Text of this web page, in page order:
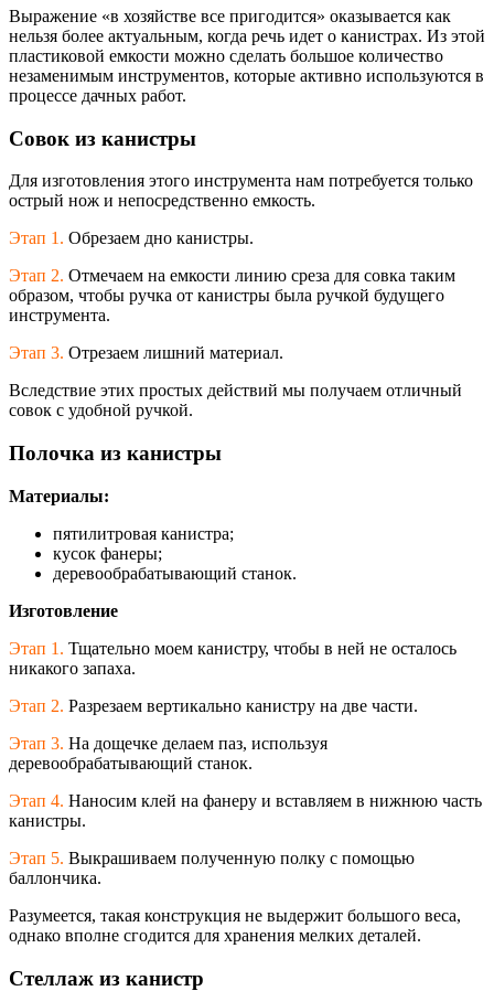
Выражение «в хозяйстве все пригодится» оказывается как
нельзя более актуальным, когда речь идет о канистрах. Из этой
пластиковой емкости можно сделать большое количество
незаменимым инструментов, которые активно используются в
процессе дачных работ.
Совок из канистры
Для изготовления этого инструмента нам потребуется только
острый нож и непосредственно емкость.
Этап 1. Обрезаем дно канистры.
Этап 2. Отмечаем на емкости линию среза для совка таким
образом, чтобы ручка от канистры была ручкой будущего
инструмента.
Этап 3. Отрезаем лишний материал.
Вследствие этих простых действий мы получаем отличный
совок с удобной ручкой.
Полочка из канистры
Материалы:
пятилитровая канистра;
кусок фанеры;
деревообрабатывающий станок.
Изготовление
Этап 1. Тщательно моем канистру, чтобы в ней не осталось
никакого запаха.
Этап 2. Разрезаем вертикально канистру на две части.
Этап 3. На дощечке делаем паз, используя
деревообрабатывающий станок.
Этап 4. Наносим клей на фанеру и вставляем в нижнюю часть
канистры.
Этап 5. Выкрашиваем полученную полку с помощью
баллончика.
Разумеется, такая конструкция не выдержит большого веса,
однако вполне сгодится для хранения мелких деталей.
Стеллаж из канистр